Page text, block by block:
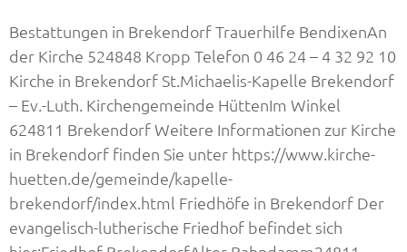
Bestattungen in Brekendorf Trauerhilfe BendixenAn
der Kirche 524848 Kropp Telefon 0 46 24 – 4 32 92 10
Kirche in Brekendorf St.Michaelis-Kapelle Brekendorf
– Ev.-Luth. Kirchengemeinde HüttenIm Winkel
624811 Brekendorf Weitere Informationen zur Kirche
in Brekendorf finden Sie unter https://www.kirche-
huetten.de/gemeinde/kapelle-
brekendorf/index.html Friedhöfe in Brekendorf Der
evangelisch-lutherische Friedhof befindet sich